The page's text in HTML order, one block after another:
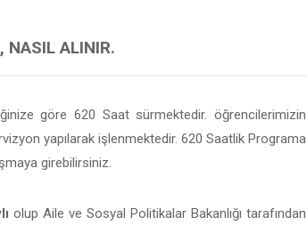
NASIL ALINIR.
göre 620 Saat sürmektedir. öğrencilerimizin
yapılarak işlenmektedir. 620 Saatlik Programa
girebilirsiniz.
olup Aile ve Sosyal Politikalar Bakanlığı tarafından